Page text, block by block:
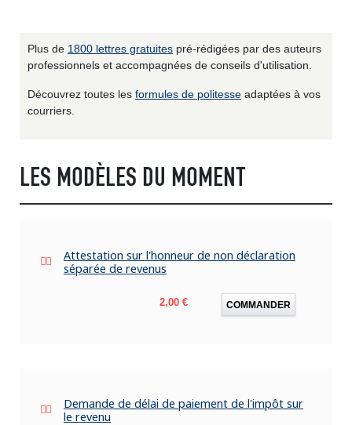
Plus de 1800 lettres gratuites pré-rédigées par des auteurs
professionnels et accompagnées de conseils d'utilisation.
Découvrez toutes les formules de politesse adaptées à vos
courriers.
LES MODÈLES DU MOMENT
Attestation sur l'honneur de non déclaration
séparée de revenus
Prix
2,00 € COMMANDER
Demande de délai de paiement de l'impôt sur
le revenu